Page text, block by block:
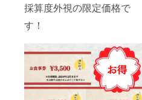
採算度外視の限定価格で
す！